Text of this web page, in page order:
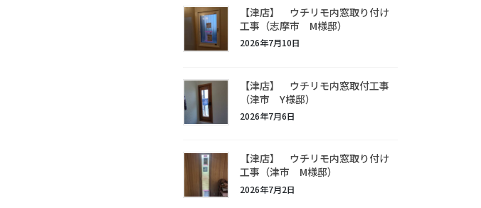
【津店】 ウチリモ内窓取り付け
工事（志摩市 M様邸）
2026年7月10日
【津店】 ウチリモ内窓取付工事
（津市 Y様邸）
2026年7月6日
【津店】 ウチリモ内窓取り付け
工事（津市 M様邸）
2026年7月2日